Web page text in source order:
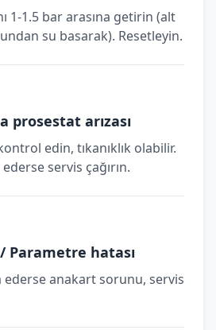
1-1.5 bar arasına getirin (alt
su basarak). Resetleyin.
prosestat arızası
edin, tıkanıklık olabilir.
servis çağırın.
Parametre hatası
ederse anakart sorunu, servis